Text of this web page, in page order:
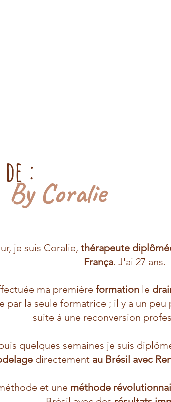
By Coralie
:
je suis Coralie, thérapeute
França. J'ai 27 ans.
ma première formationle
par la seule formatrice ; il y a un
suite à une reconversion
quelques semaines je suis
directement au Brésil avec
et une méthode